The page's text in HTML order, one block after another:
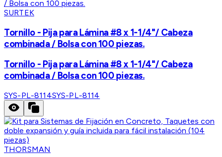
SURTEK
Tornillo - Pija para Lámina #8 x 1-1/4"/ Cabeza
combinada / Bolsa con 100 piezas.
Tornillo - Pija para Lámina #8 x 1-1/4"/ Cabeza
combinada / Bolsa con 100 piezas.
SYS-PL-8114SYS-PL-8114
THORSMAN